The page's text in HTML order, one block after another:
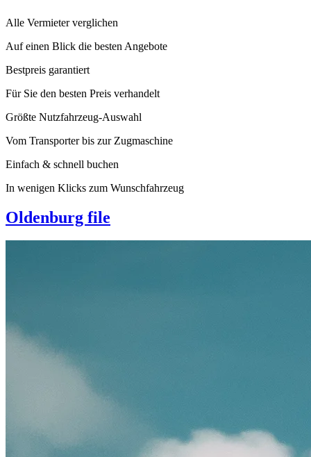
Alle Vermieter verglichen
Auf einen Blick die besten Angebote
Bestpreis garantiert
Für Sie den besten Preis verhandelt
Größte Nutzfahrzeug-Auswahl
Vom Transporter bis zur Zugmaschine
Einfach & schnell buchen
In wenigen Klicks zum Wunschfahrzeug
Oldenburg file